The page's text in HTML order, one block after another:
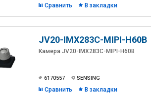
Сравнить В закладки
JV20-IMX283C-MIPI-H60B
Камера JV20-IMX283C-MIPI-H60B
6170557 SENSING
Сравнить В закладки